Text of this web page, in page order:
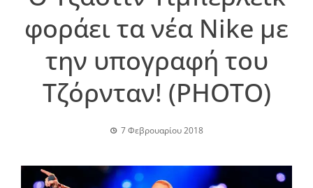
φοράει τα νέα Nike με
την υπογραφή του
Τζόρνταν! (PHOTO)
7 Φεβρουαρίου 2018